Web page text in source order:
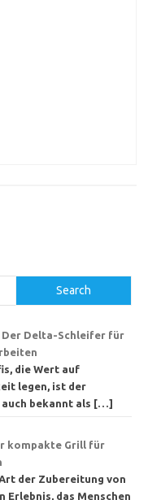
Search
Der Delta-Schleifer für
die Wert auf
legen, ist der
bekannt als […]
kompakte Grill für
der Zubereitung von
Erlebnis, das Menschen